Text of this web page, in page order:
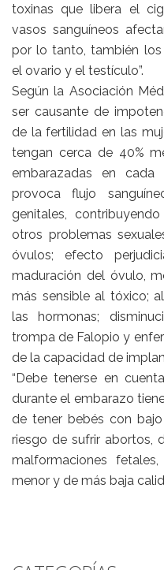
toxinas que libera el
vasos sanguíneos
por lo tanto, también
el ovario y el testículo”.
Según la Asociación
ser causante de
de la fertilidad en las
tengan cerca de 40%
embarazadas en
provoca flujo
genitales,
otros problemas
óvulos; efecto
maduración del óvulo,
más sensible al tóxico;
las hormonas;
trompa de Falopio y
de la capacidad de
“Debe tenerse en
durante el embarazo
de tener bebés con
riesgo de sufrir abortos,
malformaciones
menor y de más baja